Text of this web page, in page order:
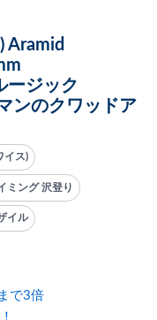
Aramid
ージック
ンのクワッドア
イス)
ミング 沢登り
イル
まで3倍